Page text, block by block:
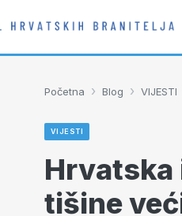
Početna › Blog › VIJESTI
VIJESTI
Hrvatska
tišine